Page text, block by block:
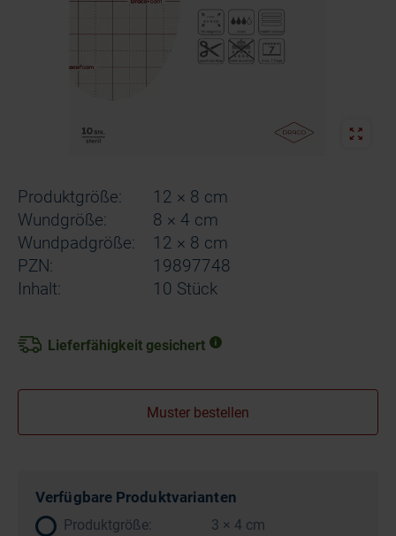
Produktgröße:
12 × 8 cm
Wundgröße:
8 × 4 cm
Wundpadgröße:
12 × 8 cm
PZN:
19897748
Inhalt:
10 Stück
Lieferfähigkeit gesichert
Verfügbare Produktvarianten
Produktgröße:
3 × 4 cm